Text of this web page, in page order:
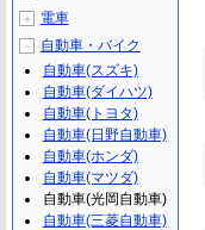
＋ 電車
－
自動車・バイク
自動車(スズキ)
自動車(ダイハツ)
自動車(トヨタ)
自動車(日野自動車)
自動車(ホンダ)
自動車(マツダ)
自動車(光岡自動車)
自動車(三菱自動車)